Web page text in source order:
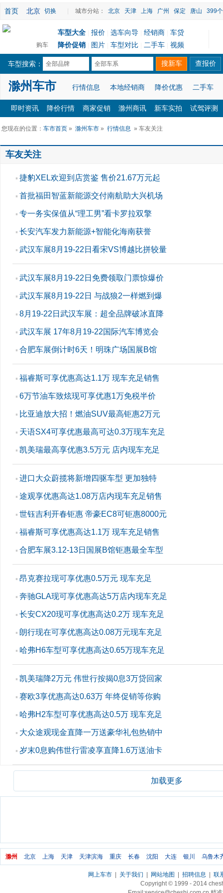
首页 北京 切换 城市分站： 北京 天津 上海 广州 保定 唐山 399
购车
车型大全 报价 选车向导 经销商
车贷
降价促销
图片 车型对比 二手车 视频
车型搜索： 全部品牌 全部车系
滁州车市 行情信息 本地经销商 降价优惠 二手车
即时资讯 降价行情 商家促销 滁州商讯 新车实拍 试驾评测
您现在的位置： 车市首页 » 滁州车市 » 行情信息 » 车友关注
车友关注
▪ 捷豹XEL欢迎到店赏鉴 售价21.67万元起
▪ 首批福田智蓝新能源交付南航助大兴机场
▪ 专一务实保值从“理工男”看卡罗拉双擎
▪ 长安汽车发力新能源+智能化海南获誉
▪ 武汉车展8月19-22日看宋VS博越比拼较量
▪ 武汉车展8月19-22日免费领取门票惊爆价
▪ 武汉车展8月19-22日 与战狼2一样燃到爆
▪ 8月19-22日武汉车展：超全品牌破冰直降
▪ 武汉车展 17年8月19-22国际汽车博览会
▪ 合肥车展倒计时6天！明珠广场国展B馆
▪ 福睿斯可享优惠高达1.1万 现车充足销售
▪ 6万节油车致炫现可享优惠1万免税半价
▪ 比亚迪放大招！燃油SUV最高钜惠2万元
▪ 天语SX4可享优惠最高可达0.3万现车充足
▪ 凯美瑞最高享优惠3.5万元 店内现车充足
▪ 进口大众蔚揽将新增四驱车型 更加独特
▪ 途观享优惠高达1.08万店内现车充足销售
▪ 世钰吉利开春钜惠 帝豪EC8可钜惠8000元
▪ 福睿斯可享优惠高达1.1万 现车充足销售
▪ 合肥车展3.12-13日国展B馆钜惠最全车型
▪ 昂克赛拉现可享优惠0.5万元 现车充足
▪ 奔驰GLA现可享优惠高达5万店内现车充足
▪ 长安CX20现可享优惠高达0.2万 现车充足
▪ 朗行现在可享优惠高达0.08万元现车充足
▪ 哈弗H6车型可享优惠高达0.65万现车充足
▪ 凯美瑞降2万元 伟世行按揭0息3万贷回家
▪ 赛欧3享优惠高达0.63万 年终促销等你购
▪ 哈弗H2车型可享优惠高达0.5万 现车充足
▪ 大众途观现金直降一万送豪华礼包热销中
▪ 岁末0息购伟世行雷凌享直降1.6万送油卡
加载更多
滁州 北京 上海 天津 天津滨海 重庆 长春 沈阳 大连 银川 乌鲁木
网上车市| 关于我们 网站地图 招聘信息
联
Copyright © 1999 - 2014